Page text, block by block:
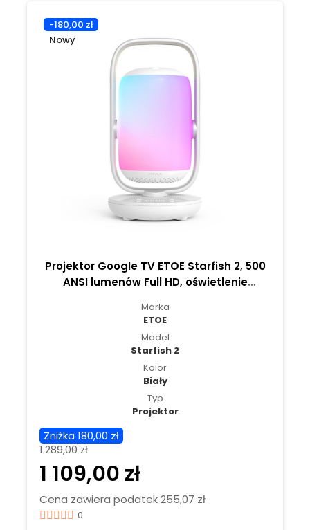
-180,00 zł
Nowy
Projektor Google TV ETOE Starfish 2, 500
ANSI lumenów Full HD, oświetlenie
Marka
ETOE
Model
Starfish 2
Kolor
Biały
Typ
Projektor
Zniżka 180,00 zł
1 289,00 zł
1 109,00 zł
Cena zawiera podatek 255,07 zł
0